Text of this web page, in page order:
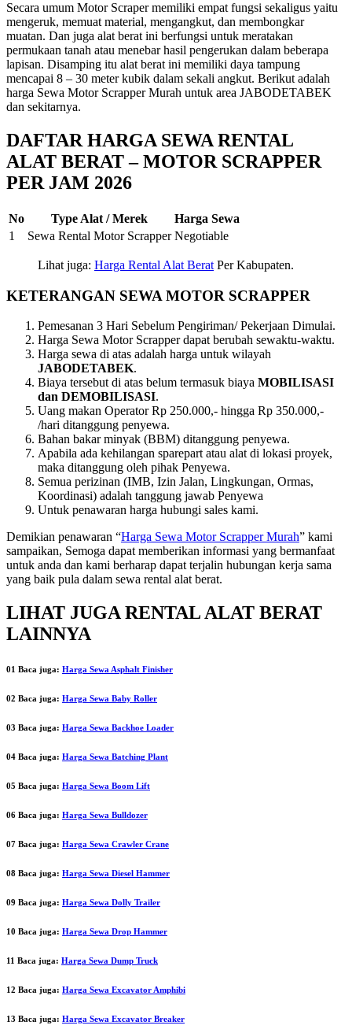
Secara umum Motor Scraper memiliki empat fungsi sekaligus yaitu
mengeruk, memuat material, mengangkut, dan membongkar
muatan. Dan juga alat berat ini berfungsi untuk meratakan
permukaan tanah atau menebar hasil pengerukan dalam beberapa
lapisan. Disamping itu alat berat ini memiliki daya tampung
mencapai 8 – 30 meter kubik dalam sekali angkut. Berikut adalah
harga Sewa Motor Scrapper Murah untuk area JABODETABEK
dan sekitarnya.
DAFTAR HARGA SEWA RENTAL
ALAT BERAT – MOTOR SCRAPPER
PER JAM 2026
No Type Alat / Merek
Harga Sewa
1
Sewa Rental Motor Scrapper Negotiable
Lihat juga: Harga Rental Alat Berat Per Kabupaten.
KETERANGAN SEWA MOTOR SCRAPPER
Pemesanan 3 Hari Sebelum Pengiriman/ Pekerjaan Dimulai.
Harga Sewa Motor Scrapper dapat berubah sewaktu-waktu.
Harga sewa di atas adalah harga untuk wilayah
JABODETABEK.
Biaya tersebut di atas belum termasuk biaya MOBILISASI
dan DEMOBILISASI.
Uang makan Operator Rp 250.000,- hingga Rp 350.000,-
/hari ditanggung penyewa.
Bahan bakar minyak (BBM) ditanggung penyewa.
Apabila ada kehilangan sparepart atau alat di lokasi proyek,
maka ditanggung oleh pihak Penyewa.
Semua perizinan (IMB, Izin Jalan, Lingkungan, Ormas,
Koordinasi) adalah tanggung jawab Penyewa
Untuk penawaran harga hubungi sales kami.
Demikian penawaran “Harga Sewa Motor Scrapper Murah” kami
sampaikan, Semoga dapat memberikan informasi yang bermanfaat
untuk anda dan kami berharap dapat terjalin hubungan kerja sama
yang baik pula dalam sewa rental alat berat.
LIHAT JUGA RENTAL ALAT BERAT
LAINNYA
01 Baca juga: Harga Sewa Asphalt Finisher
02 Baca juga: Harga Sewa Baby Roller
03 Baca juga: Harga Sewa Backhoe Loader
04 Baca juga: Harga Sewa Batching Plant
05 Baca juga: Harga Sewa Boom Lift
06 Baca juga: Harga Sewa Bulldozer
07 Baca juga: Harga Sewa Crawler Crane
08 Baca juga: Harga Sewa Diesel Hammer
09 Baca juga: Harga Sewa Dolly Trailer
10 Baca juga: Harga Sewa Drop Hammer
11 Baca juga: Harga Sewa Dump Truck
12 Baca juga: Harga Sewa Excavator Amphibi
13 Baca juga: Harga Sewa Excavator Breaker